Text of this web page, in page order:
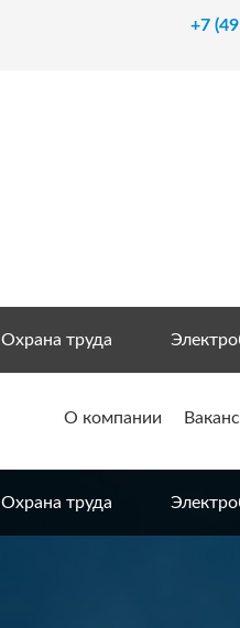
+7
Охрана труда
О компании
Охрана труда